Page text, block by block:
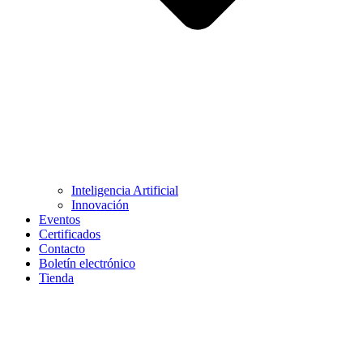
Inteligencia Artificial
Innovación
Eventos
Certificados
Contacto
Boletín electrónico
Tienda